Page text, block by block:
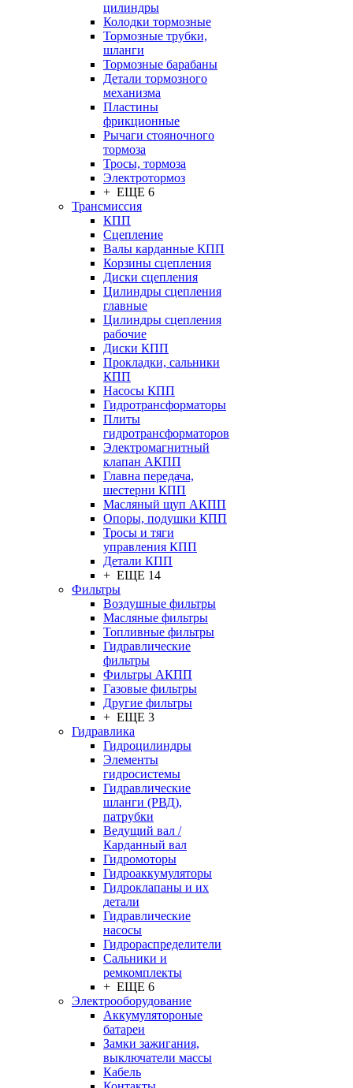
цилиндры
Колодки тормозные
Тормозные трубки,
шланги
Тормозные барабаны
Детали тормозного
механизма
Пластины
фрикционные
Рычаги стояночного
тормоза
Тросы, тормоза
Электротормоз
+ ЕЩЕ 6
Трансмиссия
КПП
Сцепление
Валы карданные КПП
Корзины сцепления
Диски сцепления
Цилиндры сцепления
главные
Цилиндры сцепления
рабочие
Диски КПП
Прокладки, сальники
КПП
Насосы КПП
Гидротрансформаторы
Плиты
гидротрансформаторов
Электромагнитный
клапан АКПП
Главна передача,
шестерни КПП
Масляный щуп АКПП
Опоры, подушки КПП
Тросы и тяги
управления КПП
Детали КПП
+ ЕЩЕ 14
Фильтры
Воздушные фильтры
Масляные фильтры
Топливные фильтры
Гидравлические
фильтры
Фильтры АКПП
Газовые фильтры
Другие фильтры
+ ЕЩЕ 3
Гидравлика
Гидроцилиндры
Элементы
гидросистемы
Гидравлические
шланги (РВД),
патрубки
Ведущий вал /
Карданный вал
Гидромоторы
Гидроаккумуляторы
Гидроклапаны и их
детали
Гидравлические
насосы
Гидрораспределители
Сальники и
ремкомплекты
+ ЕЩЕ 6
Электрооборудование
Аккумулятороные
батареи
Замки зажигания,
выключатели массы
Кабель